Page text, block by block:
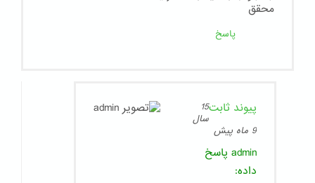
محقق
پاسخ
پیوند ثابت15
سال
9 ماه پیش
admin پاسخ
داده: